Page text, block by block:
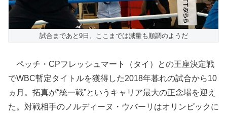
試合まであと9日、ここまでは減量も順調のようだ
ペッチ・CPフレッシュマート（タイ）との王座決定戦
でWBC暫定タイトルを獲得した2018年暮れの試合から10
ヵ月。拓真が“統一戦”というキャリア最大の正念場を迎え
た。対戦相手のノルディーヌ・ウバーリはオリンピックに